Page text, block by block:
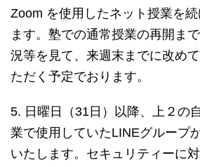
Zoom を使用したネット授業を
ます。塾での通常授業の再開ま
況等を見て、来週末までに改め
ただく予定でおります。
5. 日曜日（31日）以降、上２の
業で使用していたLINEグループ
いたします。セキュリティーに